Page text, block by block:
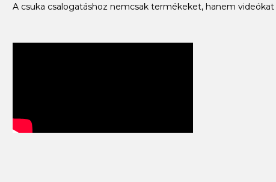
A csuka csalogatáshoz nemcsak termékeket, hanem videókat